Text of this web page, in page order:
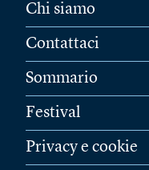
Chi siamo
Contattaci
Sommario
Festival
Privacy e cookie